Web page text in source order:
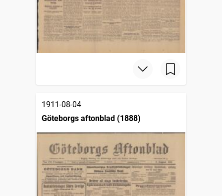
1911-08-04
Göteborgs aftonblad (1888)